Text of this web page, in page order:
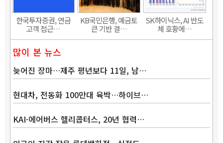
한국투자증권, 연금
고객 접근…
KB국민은행, 예금토
큰 기반 결…
SK하이닉스, AI 반도
체 호황에…
많이 본 뉴스
늦어진 장마…제주 평년보다 11일, 남…
현대차, 전동화 100만대 육박…하이브…
KAI·에어버스 헬리콥터스, 20년 협력…